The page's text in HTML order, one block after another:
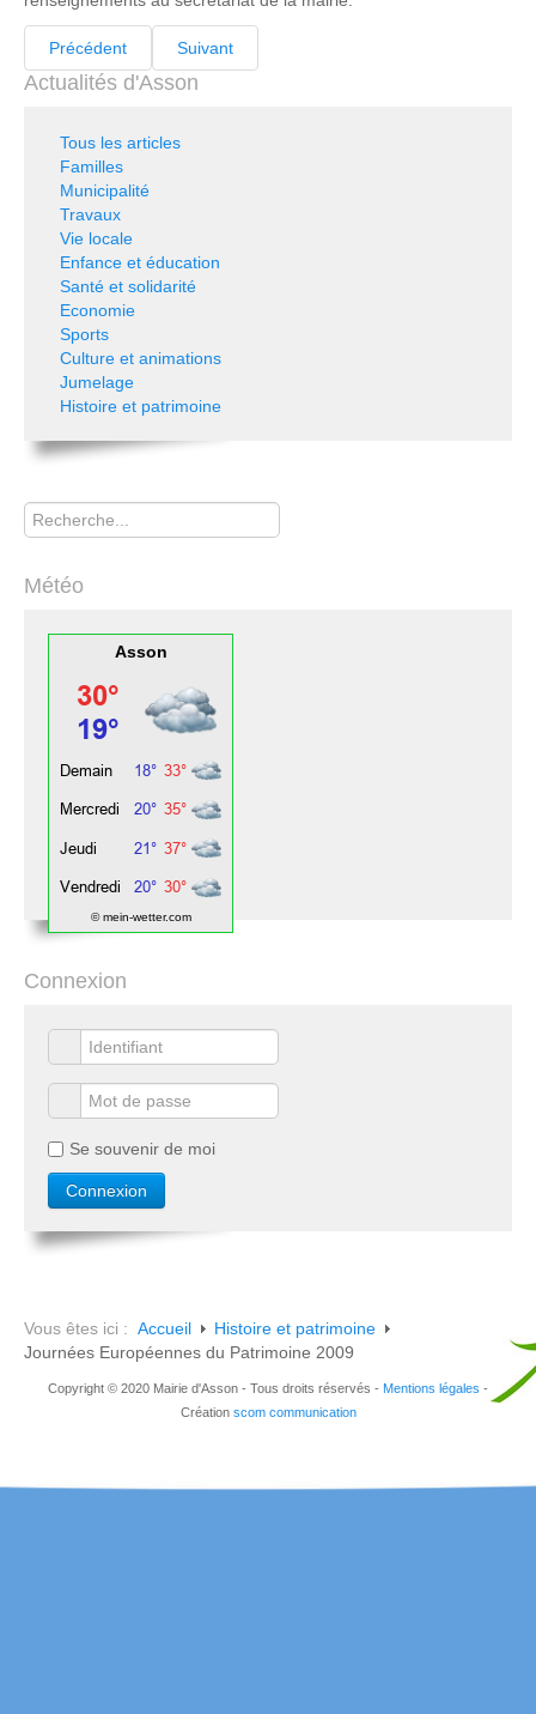
Précédent Suivant
Actualités d'Asson
Tous les articles
Familles
Municipalité
Travaux
Vie locale
Enfance et éducation
Santé et solidarité
Economie
Sports
Culture et animations
Jumelage
Histoire et patrimoine
Rechercher
Météo
Asson
© mein-wetter.com
Connexion
Se souvenir de moi
Vous êtes ici : Accueil
Histoire et patrimoine
Journées Européennes du Patrimoine 2009
Copyright © 2020 Mairie d'Asson - Tous droits réservés - Mentions légales -
Création scom communication